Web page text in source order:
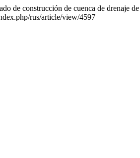
de construcción de cuenca de drenaje
rus/article/view/4597